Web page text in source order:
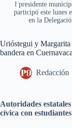
l presidente
participó este lunes
en la
Urióstegui y Margarita
bandera en Cuernavaca
Redacción
Autoridades
cívica con